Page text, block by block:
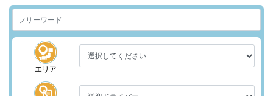
エリア